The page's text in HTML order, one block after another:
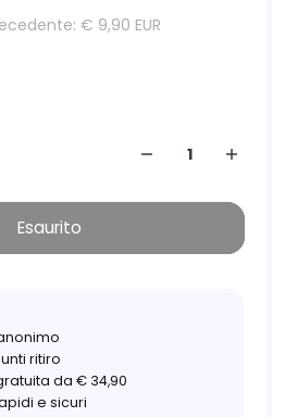
€ 9,90 EUR
Esaurito
ritiro
da € 34,90
e sicuri